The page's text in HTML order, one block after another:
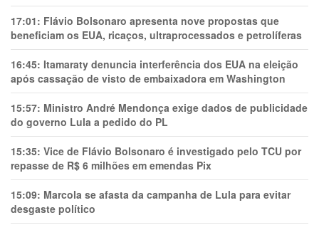
17:01: Flávio Bolsonaro apresenta nove propostas que
beneficiam os EUA, ricaços, ultraprocessados e petrolíferas
16:45: Itamaraty denuncia interferência dos EUA na eleição
após cassação de visto de embaixadora em Washington
15:57: Ministro André Mendonça exige dados de publicidade
do governo Lula a pedido do PL
15:35: Vice de Flávio Bolsonaro é investigado pelo TCU por
repasse de R$ 6 milhões em emendas Pix
15:09: Marcola se afasta da campanha de Lula para evitar
desgaste político